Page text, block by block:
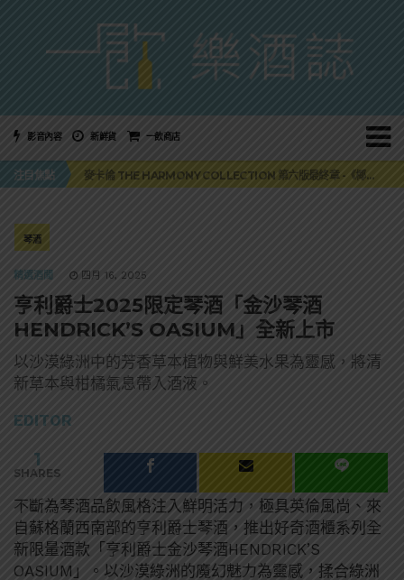
影音內容 新鮮貨 一飲商店
注目焦點
美國正式恢復蘇格蘭威士忌零關稅！烈酒產業再次迎來重磅利多
麥卡倫 THE HARMONY COLLECTION 第六版最終章 -《椰風煖韻》
角嗨尬炸物X爽快這一步，角瓶攜手頂呱呱 全新套餐限時登場
琴酒
精選酒聞 四月 16, 2025
亨利爵士2025限定琴酒「金沙琴酒
HENDRICK’S OASIUM」全新上市
以沙漠綠洲中的芳香草本植物與鮮美水果為靈感，將清
新草本與柑橘氣息帶入酒液。
EDITOR
1
SHARES
不斷為琴酒品飲風格注入鮮明活力，極具英倫風尚、來
自蘇格蘭西南部的亨利爵士琴酒，推出好奇酒櫃系列全
新限量酒款「亨利爵士金沙琴酒HENDRICK’S
OASIUM」。以沙漠綠洲的魔幻魅力為靈感，揉合綠洲